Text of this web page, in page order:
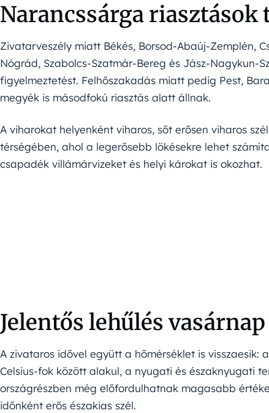
Narancssárga riasztások
Zivatarveszély miatt Békés, Borsod-Abaúj-Zemplén,
Nógrád, Szabolcs-Szatmár-Bereg és Jász-Nagykun-
figyelmeztetést. Felhőszakadás miatt pedig Pest,
megyék is másodfokú riasztás alatt állnak.
A viharokat helyenként viharos, sőt erősen viharos
térségében, ahol a legerősebb lökésekre lehet
csapadék villámárvizeket és helyi károkat is okozhat.
Jelentős lehűlés vasárnap
A zivataros idővel együtt a hőmérséklet is visszaesik:
Celsius-fok között alakul, a nyugati és északnyugati
országrészben még előfordulhatnak magasabb
időnként erős északias szél.